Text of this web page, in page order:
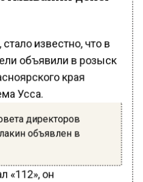
известно, что в
объявили в розыск
края
Усса.
директоров
объявлен в
«112», он